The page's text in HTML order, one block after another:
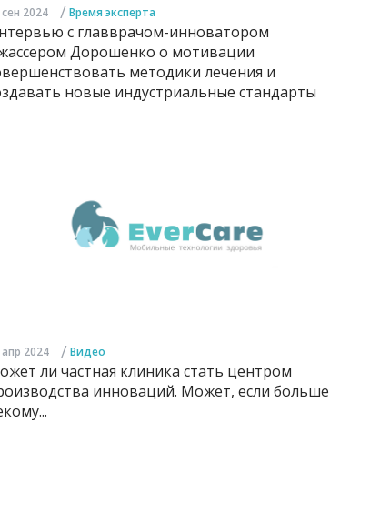
2024 / Время эксперта
с главврачом-инноватором
Дорошенко о мотивации
методики лечения и
новые индустриальные стандарты
2024 / Видео
ли частная клиника стать центром
инноваций. Может, если больше